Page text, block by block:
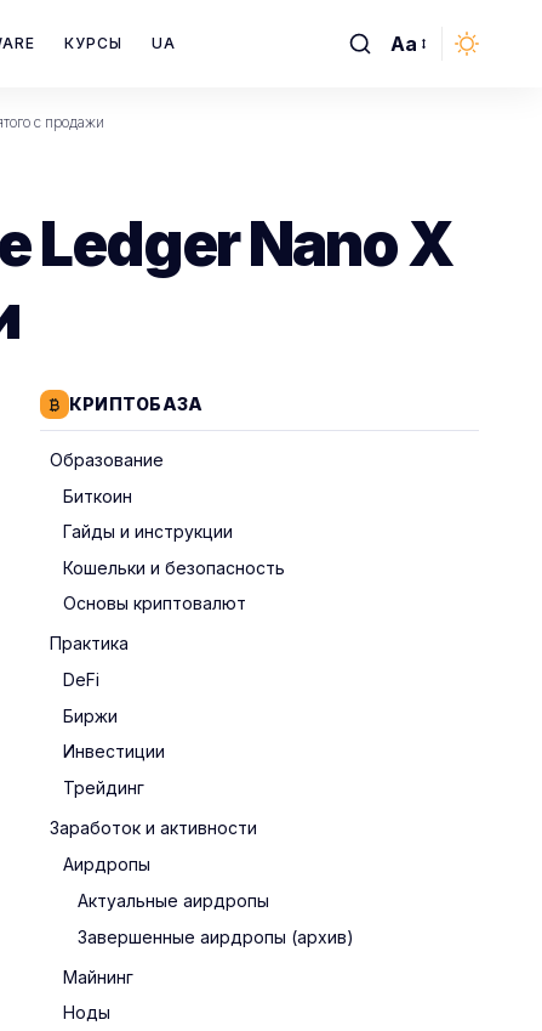
КУРСЫ UA
Font
Aa
с продажи
Ledger Nano X
КРИПТОБАЗА
Образование
Биткоин
Гайды и инструкции
Кошельки и безопасность
Основы криптовалют
Практика
DeFi
Биржи
Инвестиции
Трейдинг
Заработок и активности
Аирдропы
Актуальные аирдропы
Завершенные аирдропы (архив)
Майнинг
Ноды